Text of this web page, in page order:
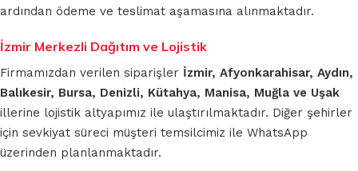
ardından ödeme ve teslimat aşamasına alınmaktadır.
İzmir Merkezli Dağıtım ve Lojistik
Firmamızdan verilen siparişler İzmir, Afyonkarahisar, Aydın,
Balıkesir, Bursa, Denizli, Kütahya, Manisa, Muğla ve Uşak
illerine lojistik altyapımız ile ulaştırılmaktadır. Diğer şehirler
için sevkiyat süreci müşteri temsilcimiz ile WhatsApp
üzerinden planlanmaktadır.